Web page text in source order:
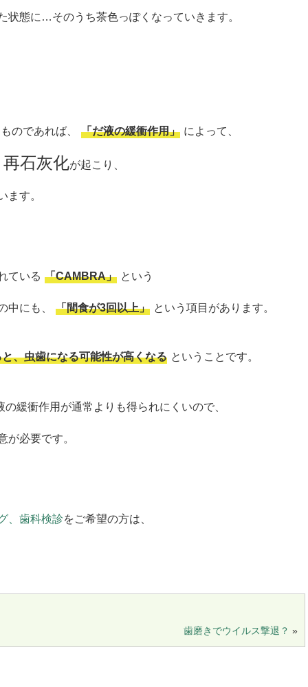
状態に…そのうち茶色っぽくなっていきます。
のであれば、 「だ液の緩衝作用」 によって、
再石灰化が起こり、
ます。
ている 「CAMBRA」 という
中にも、 「間食が3回以上」 という項目があります。
、虫歯になる可能性が高くなる ということです。
の緩衝作用が通常よりも得られにくいので、
が必要です。
、歯科検診をご希望の方は、
歯磨きでウイルス撃退？ »